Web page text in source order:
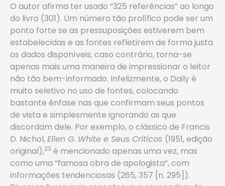
O autor afirma ter usado “325 referências” ao longo
do livro (301). Um número tão prolífico pode ser um
ponto forte se as pressuposições estiverem bem
estabelecidas e as fontes refletirem de forma justa
os dados disponíveis; caso contrário, torna-se
apenas mais uma maneira de impressionar o leitor
não tão bem-informado. Infelizmente, o Daily é
muito seletivo no uso de fontes, colocando
bastante ênfase nas que confirmam seus pontos
de vista e simplesmente ignorando as que
discordam dele. Por exemplo, o clássico de Francis
D. Nichol,Ellen G. White e Seus Críticos (1951, edição
original),23 é mencionado apenas uma vez, mas
como uma “famosa obra de apologista”, com
informações tendenciosas (265, 357 [n. 295]).